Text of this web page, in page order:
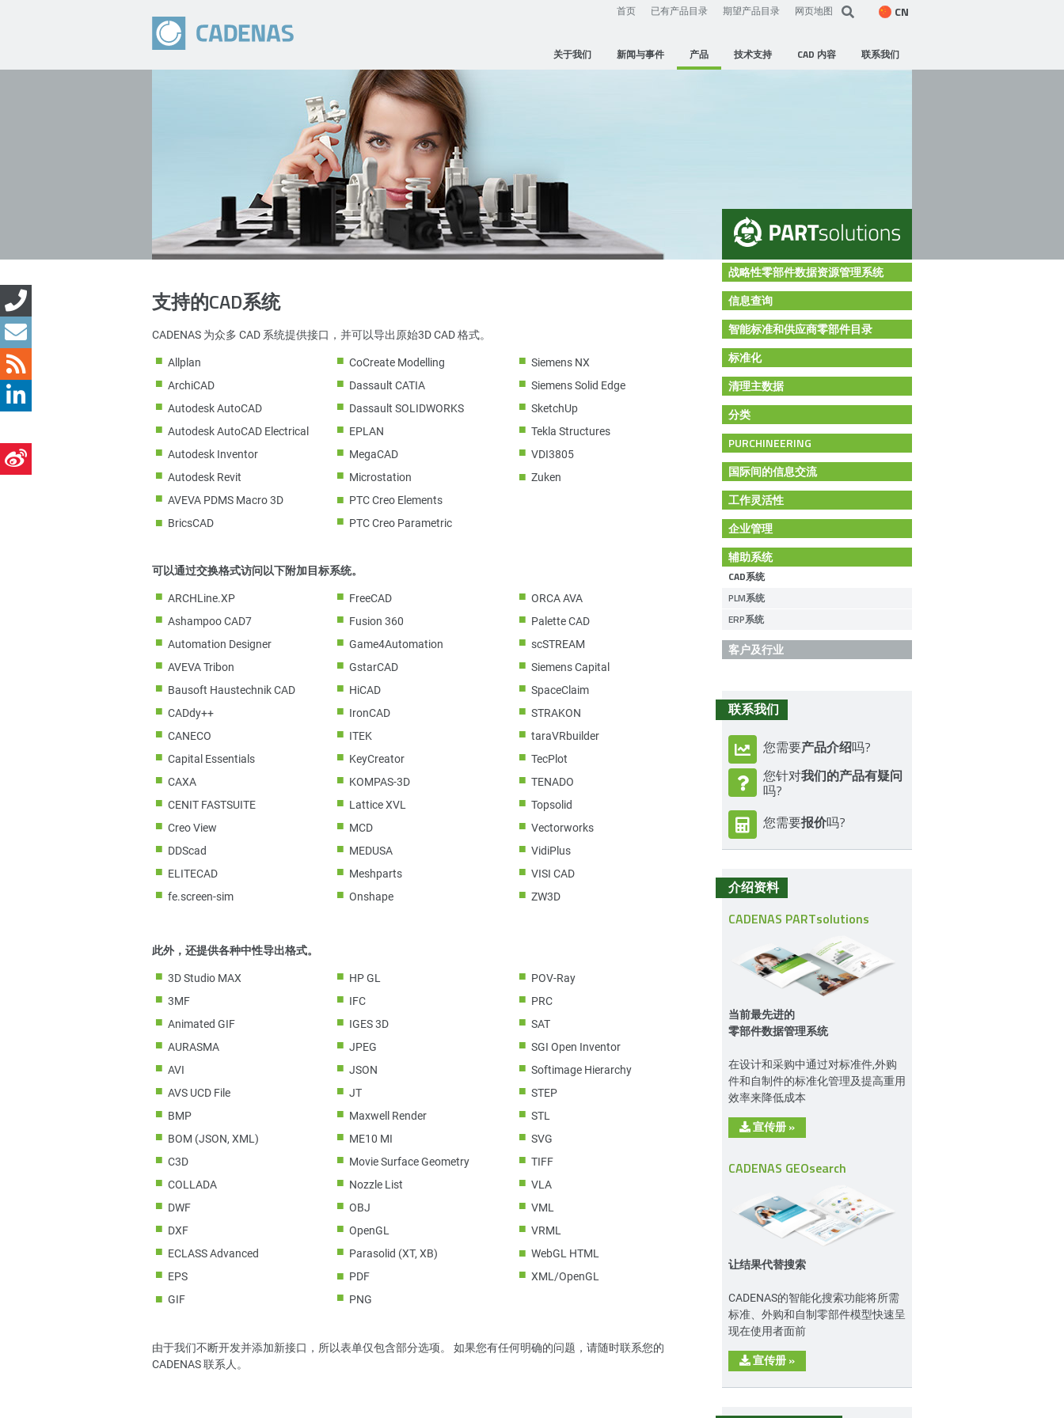
首页 已有产品目录 期望产品目录 网页地图 CN
关于我们 新闻与事件 产品 技术支持 CAD 内容 联系我们
支持的CAD系统
CADENAS 为众多 CAD 系统提供接口，并可以导出原始3D CAD 格式。
Allplan
ArchiCAD
Autodesk AutoCAD
Autodesk AutoCAD Electrical
Autodesk Inventor
Autodesk Revit
AVEVA PDMS Macro 3D
BricsCAD
CoCreate Modelling
Dassault CATIA
Dassault SOLIDWORKS
EPLAN
MegaCAD
Microstation
PTC Creo Elements
PTC Creo Parametric
Siemens NX
Siemens Solid Edge
SketchUp
Tekla Structures
VDI3805
Zuken
可以通过交换格式访问以下附加目标系统。
ARCHLine.XP
Ashampoo CAD7
Automation Designer
AVEVA Tribon
Bausoft Haustechnik CAD
CADdy++
CANECO
Capital Essentials
CAXA
CENIT FASTSUITE
Creo View
DDScad
ELITECAD
fe.screen-sim
FreeCAD
Fusion 360
Game4Automation
GstarCAD
HiCAD
IronCAD
ITEK
KeyCreator
KOMPAS-3D
Lattice XVL
MCD
MEDUSA
Meshparts
Onshape
ORCA AVA
Palette CAD
scSTREAM
Siemens Capital
SpaceClaim
STRAKON
taraVRbuilder
TecPlot
TENADO
Topsolid
Vectorworks
VidiPlus
VISI CAD
ZW3D
此外，还提供各种中性导出格式。
3D Studio MAX
3MF
Animated GIF
AURASMA
AVI
AVS UCD File
BMP
BOM (JSON, XML)
C3D
COLLADA
DWF
DXF
ECLASS Advanced
EPS
GIF
HP GL
IFC
IGES 3D
JPEG
JSON
JT
Maxwell Render
ME10 MI
Movie Surface Geometry
Nozzle List
OBJ
OpenGL
Parasolid (XT, XB)
PDF
PNG
POV-Ray
PRC
SAT
SGI Open Inventor
Softimage Hierarchy
STEP
STL
SVG
TIFF
VLA
VML
VRML
WebGL HTML
XML/OpenGL
由于我们不断开发并添加新接口，所以表单仅包含部分选项。 如果您有任何明确的问题，请随时联系您的
CADENAS 联系人。
战略性零部件数据资源管理系统
信息查询
智能标准和供应商零部件目录
标准化
清理主数据
分类
PURCHINEERING
国际间的信息交流
工作灵活性
企业管理
辅助系统
CAD系统
PLM系统
ERP系统
客户及行业
联系我们
您需要产品介绍吗?
您针对我们的产品有疑问
吗?
您需要报价吗?
介绍资料
CADENAS PARTsolutions
当前最先进的
零部件数据管理系统
在设计和采购中通过对标准件,外购
件和自制件的标准化管理及提高重用
效率来降低成本
宣传册 »
CADENAS GEOsearch
让结果代替搜索
CADENAS的智能化搜索功能将所需
标准、外购和自制零部件模型快速呈
现在使用者面前
宣传册 »